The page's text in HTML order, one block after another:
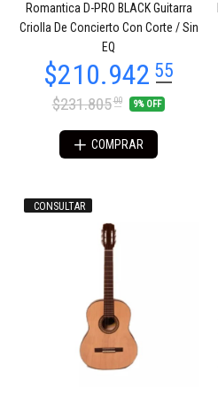
Romantica D-PRO BLACK Guitarra
Criolla De Concierto Con Corte / Sin
EQ
$231.80500 9% OFF
COMPRAR
CONSULTAR